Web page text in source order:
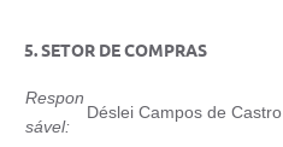
5. SETOR DE COMPRAS
Respon
sável:
Déslei Campos de Castro